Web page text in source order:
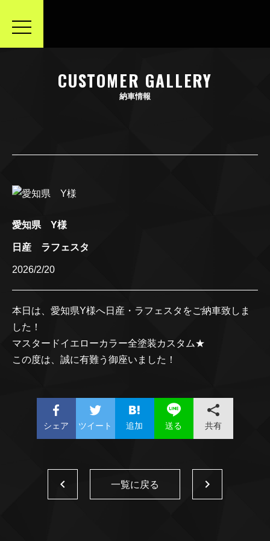
toggle
CUSTOMER GALLERY
納車情報
愛知県 Y様
日産 ラフェスタ
2026/2/20
本日は、愛知県Y様へ日産・ラフェスタをご納車致しま
した！
マスタードイエローカラー全塗装カスタム★
この度は、誠に有難う御座いました！
シェア ツイート 追加 送る 共有
一覧に戻る